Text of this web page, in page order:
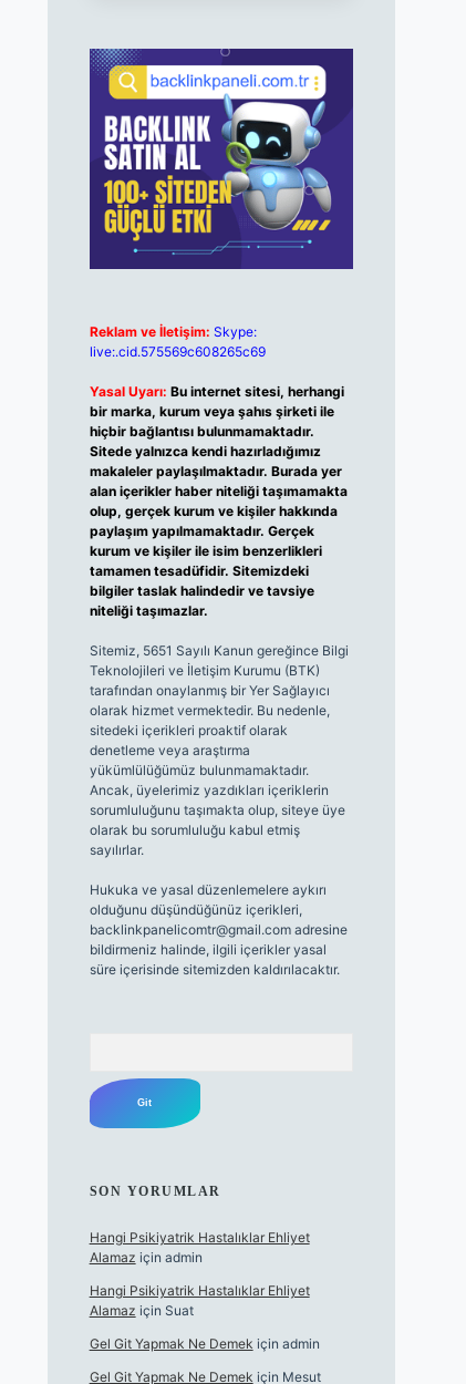
Reklam ve İletişim: Skype:
live:.cid.575569c608265c69
Yasal Uyarı: Bu internet sitesi, herhangi
bir marka, kurum veya şahıs şirketi ile
hiçbir bağlantısı bulunmamaktadır.
Sitede yalnızca kendi hazırladığımız
makaleler paylaşılmaktadır. Burada yer
alan içerikler haber niteliği taşımamakta
olup, gerçek kurum ve kişiler hakkında
paylaşım yapılmamaktadır. Gerçek
kurum ve kişiler ile isim benzerlikleri
tamamen tesadüfidir. Sitemizdeki
bilgiler taslak halindedir ve tavsiye
niteliği taşımazlar.
Sitemiz, 5651 Sayılı Kanun gereğince Bilgi
Teknolojileri ve İletişim Kurumu (BTK)
tarafından onaylanmış bir Yer Sağlayıcı
olarak hizmet vermektedir. Bu nedenle,
sitedeki içerikleri proaktif olarak
denetleme veya araştırma
yükümlülüğümüz bulunmamaktadır.
Ancak, üyelerimiz yazdıkları içeriklerin
sorumluluğunu taşımakta olup, siteye üye
olarak bu sorumluluğu kabul etmiş
sayılırlar.
Hukuka ve yasal düzenlemelere aykırı
olduğunu düşündüğünüz içerikleri,
backlinkpanelicomtr@gmail.comadresine
bildirmeniz halinde, ilgili içerikler yasal
süre içerisinde sitemizden kaldırılacaktır.
SON YORUMLAR
Hangi Psikiyatrik Hastalıklar Ehliyet
Alamaz için admin
Hangi Psikiyatrik Hastalıklar Ehliyet
Alamaz için Suat
Gel Git Yapmak Ne Demek için admin
Gel Git Yapmak Ne Demek için Mesut